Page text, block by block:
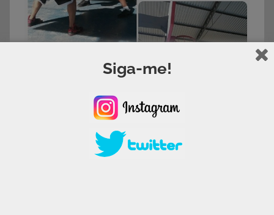
Siga-me!